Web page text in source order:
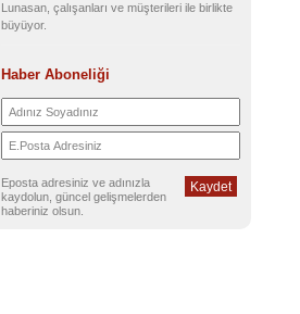
Lunasan, çalışanları ve müşterileri ile birlikte
büyüyor.
Haber Aboneliği
Eposta adresiniz ve adınızla
kaydolun, güncel gelişmelerden
haberiniz olsun.